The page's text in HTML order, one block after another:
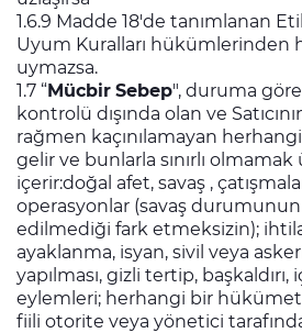
1.6.9 Madde 18'de tanımlanan
Uyum Kuralları hükümlerinden
uymazsa.
1.7 “Mücbir Sebep", duruma
kontrolü dışında olan ve
rağmen kaçınılamayan
gelir ve bunlarla sınırlı olmamak
içerir:doğal afet, savaş ,
operasyonlar (savaş
edilmediği fark etmeksizin);
ayaklanma, isyan, sivil veya
yapılması, gizli tertip, başkaldırı,
eylemleri; herhangi bir
fiili otorite veya yönetici